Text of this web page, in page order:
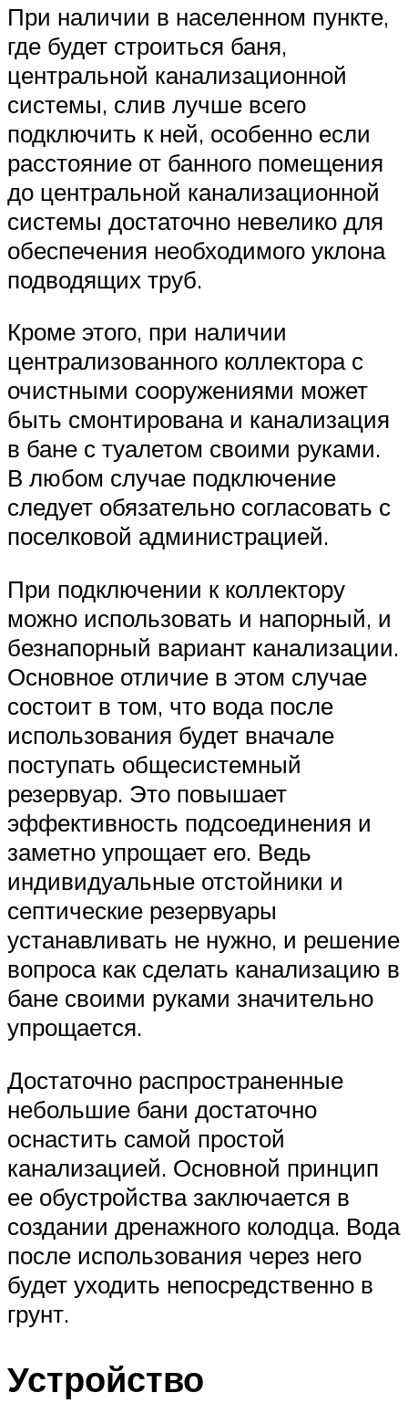
При наличии в населенном пункте,
где будет строиться баня,
центральной канализационной
системы, слив лучше всего
подключить к ней, особенно если
расстояние от банного помещения
до центральной канализационной
системы достаточно невелико для
обеспечения необходимого уклона
подводящих труб.
Кроме этого, при наличии
централизованного коллектора с
очистными сооружениями может
быть смонтирована и канализация
в бане с туалетом своими руками.
В любом случае подключение
следует обязательно согласовать с
поселковой администрацией.
При подключении к коллектору
можно использовать и напорный, и
безнапорный вариант канализации.
Основное отличие в этом случае
состоит в том, что вода после
использования будет вначале
поступать общесистемный
резервуар. Это повышает
эффективность подсоединения и
заметно упрощает его. Ведь
индивидуальные отстойники и
септические резервуары
устанавливать не нужно, и решение
вопроса как сделать канализацию в
бане своими руками значительно
упрощается.
Достаточно распространенные
небольшие бани достаточно
оснастить самой простой
канализацией. Основной принцип
ее обустройства заключается в
создании дренажного колодца. Вода
после использования через него
будет уходить непосредственно в
грунт.
Устройство